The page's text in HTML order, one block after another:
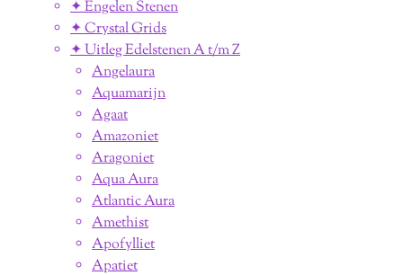
✦ Engelen Stenen
✦ Crystal Grids
✦ Uitleg Edelstenen A t/m Z
Angelaura
Aquamarijn
Agaat
Amazoniet
Aragoniet
Aqua Aura
Atlantic Aura
Amethist
Apofylliet
Apatiet